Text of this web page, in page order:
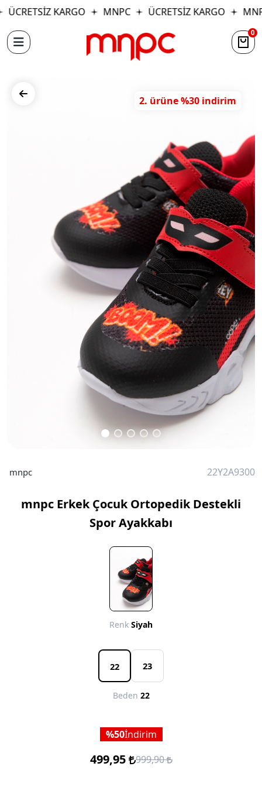
ÜCRETSİZ KARGO MNPC ÜCRETSİZ KARGO
0
2. ürüne %30 indirim
mnpc 22Y2A9300
mnpc Erkek Çocuk Ortopedik Destekli
Spor Ayakkabı
Renk Siyah
22 23
Beden 22
50İndirim
499,95 999,90